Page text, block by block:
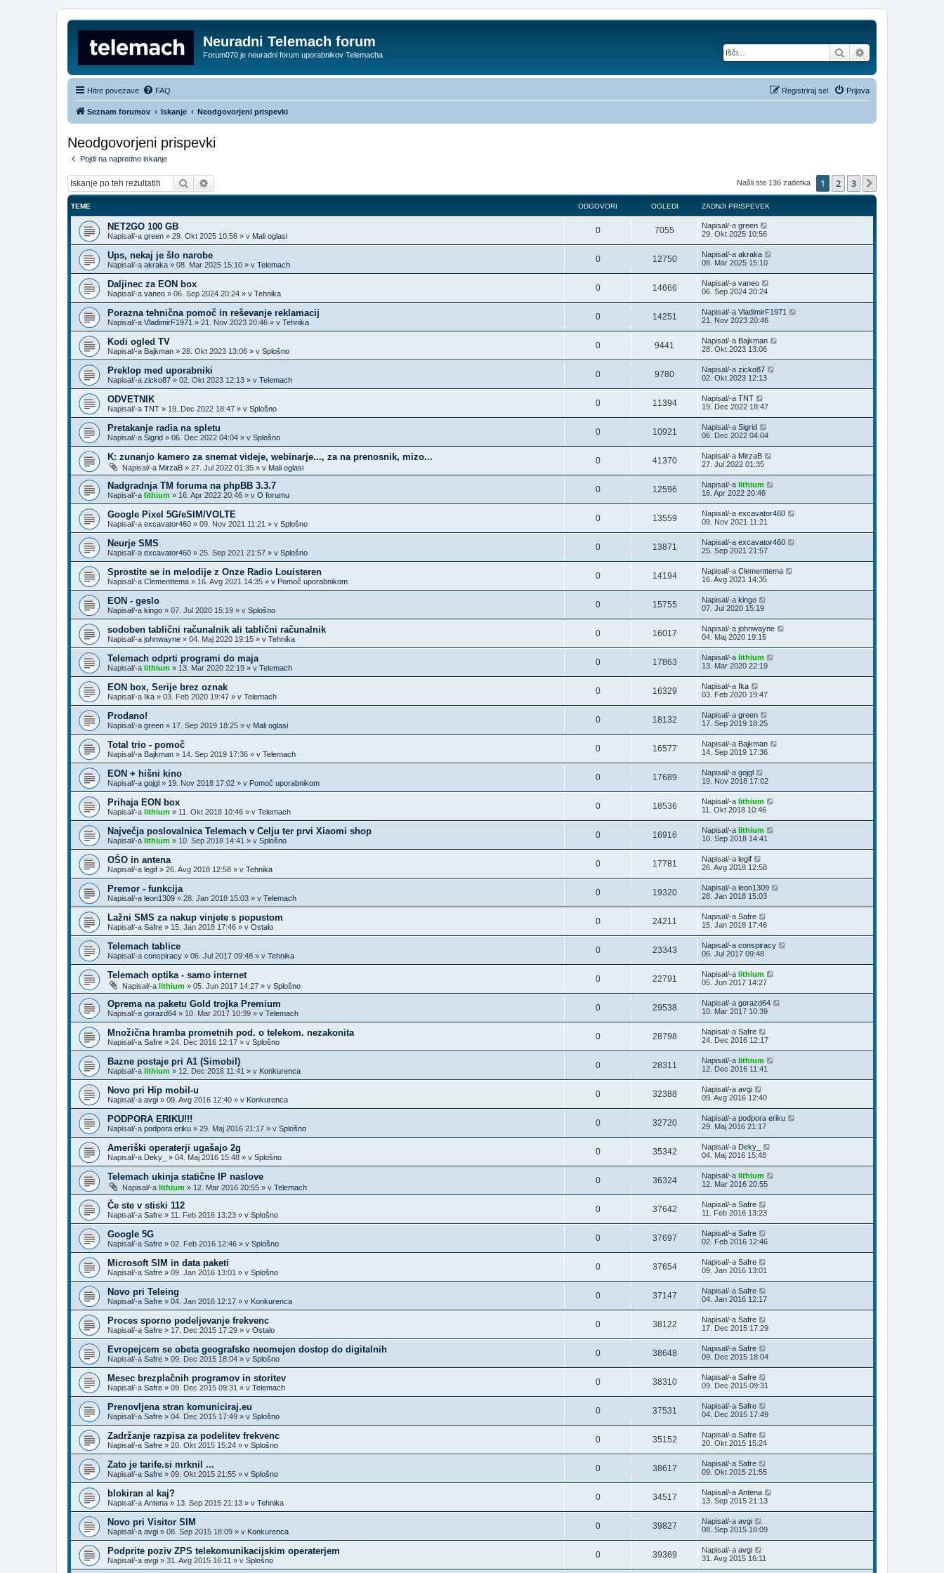
Neuradni Telemach forum
Forum070 je neuradni forum uporabnikov Telemacha Iskanje
Hitre povezave FAQ Prijava
Registriraj se!
Seznam forumov Iskanje Neodgovorjeni prispevki
Neodgovorjeni prispevki
Pojdi na napredno iskanje
Iskanje Našli ste 136 zadetka 1 2 3
TEME ODGOVORI OGLEDI ZADNJI PRISPEVEK
NET2GO 100 GB
Napisal/-a green » 29. Okt 2025 10:56 » v Mali oglasi
0 7055 Napisal/-a green
29. Okt 2025 10:56
Ups, nekaj je šlo narobe
Napisal/-a akraka » 08. Mar 2025 15:10 » v Telemach
0 12750 Napisal/-a akraka
08. Mar 2025 15:10
Daljinec za EON box
Napisal/-a vaneo » 06. Sep 2024 20:24 » v Tehnika
0 14666 Napisal/-a vaneo
06. Sep 2024 20:24
Porazna tehnična pomoč in reševanje reklamacij
Napisal/-a VladimirF1971 » 21. Nov 2023 20:46 » v Tehnika
0 14251 Napisal/-a VladimirF1971
21. Nov 2023 20:46
Kodi ogled TV
Napisal/-a Bajkman » 28. Okt 2023 13:06 » v Splošno
0 9441 Napisal/-a Bajkman
28. Okt 2023 13:06
Preklop med uporabniki
Napisal/-a zicko87 » 02. Okt 2023 12:13 » v Telemach
0 9780 Napisal/-a zicko87
02. Okt 2023 12:13
ODVETNIK
Napisal/-a TNT » 19. Dec 2022 18:47 » v Splošno
0 11394 Napisal/-a TNT
19. Dec 2022 18:47
Pretakanje radia na spletu
Napisal/-a Sigrid » 06. Dec 2022 04:04 » v Splošno
0 10921 Napisal/-a Sigrid
06. Dec 2022 04:04
K: zunanjo kamero za snemat videje, webinarje..., za na prenosnik, mizo...
Napisal/-a MirzaB » 27. Jul 2022 01:35 » v Mali oglasi
0 41370 Napisal/-a MirzaB
27. Jul 2022 01:35
Nadgradnja TM foruma na phpBB 3.3.7
Napisal/-a lithium » 16. Apr 2022 20:46 » v O forumu
0 12596 Napisal/-a lithium
16. Apr 2022 20:46
Google Pixel 5G/eSIM/VOLTE
Napisal/-a excavator460 » 09. Nov 2021 11:21 » v Splošno
0 13559 Napisal/-a excavator460
09. Nov 2021 11:21
Neurje SMS
Napisal/-a excavator460 » 25. Sep 2021 21:57 » v Splošno
0 13871 Napisal/-a excavator460
25. Sep 2021 21:57
Sprostite se in melodije z Onze Radio Louisteren
Napisal/-a Clementtema » 16. Avg 2021 14:35 » v Pomoč uporabnikom
0 14194 Napisal/-a Clementtema
16. Avg 2021 14:35
EON - geslo
Napisal/-a kingo » 07. Jul 2020 15:19 » v Splošno
0 15755 Napisal/-a kingo
07. Jul 2020 15:19
sodoben tablični računalnik ali tablični računalnik
Napisal/-a johnwayne » 04. Maj 2020 19:15 » v Tehnika
0 16017 Napisal/-a johnwayne
04. Maj 2020 19:15
Telemach odprti programi do maja
Napisal/-a lithium » 13. Mar 2020 22:19 » v Telemach
0 17863 Napisal/-a lithium
13. Mar 2020 22:19
EON box, Serije brez oznak
Napisal/-a Ika » 03. Feb 2020 19:47 » v Telemach
0 16329 Napisal/-a Ika
03. Feb 2020 19:47
Prodano!
Napisal/-a green » 17. Sep 2019 18:25 » v Mali oglasi
0 18132 Napisal/-a green
17. Sep 2019 18:25
Total trio - pomoč
Napisal/-a Bajkman » 14. Sep 2019 17:36 » v Telemach
0 16577 Napisal/-a Bajkman
14. Sep 2019 17:36
EON + hišni kino
Napisal/-a gojgl » 19. Nov 2018 17:02 » v Pomoč uporabnikom
0 17689 Napisal/-a gojgl
19. Nov 2018 17:02
Prihaja EON box
Napisal/-a lithium » 11. Okt 2018 10:46 » v Telemach
0 18536 Napisal/-a lithium
11. Okt 2018 10:46
Največja poslovalnica Telemach v Celju ter prvi Xiaomi shop
Napisal/-a lithium » 10. Sep 2018 14:41 » v Splošno
0 16916 Napisal/-a lithium
10. Sep 2018 14:41
OŠO in antena
Napisal/-a legif » 26. Avg 2018 12:58 » v Tehnika
0 17781 Napisal/-a legif
26. Avg 2018 12:58
Premor - funkcija
Napisal/-a leon1309 » 28. Jan 2018 15:03 » v Telemach
0 19320 Napisal/-a leon1309
28. Jan 2018 15:03
Lažni SMS za nakup vinjete s popustom
Napisal/-a Safre » 15. Jan 2018 17:46 » v Ostalo
0 24211 Napisal/-a Safre
15. Jan 2018 17:46
Telemach tablice
Napisal/-a conspiracy » 06. Jul 2017 09:48 » v Tehnika
0 23343 Napisal/-a conspiracy
06. Jul 2017 09:48
Telemach optika - samo internet
Napisal/-a lithium » 05. Jun 2017 14:27 » v Splošno
0 22791 Napisal/-a lithium
05. Jun 2017 14:27
Oprema na paketu Gold trojka Premium
Napisal/-a gorazd64 » 10. Mar 2017 10:39 » v Telemach
0 29538 Napisal/-a gorazd64
10. Mar 2017 10:39
Množična hramba prometnih pod. o telekom. nezakonita
Napisal/-a Safre » 24. Dec 2016 12:17 » v Splošno
0 28798 Napisal/-a Safre
24. Dec 2016 12:17
Bazne postaje pri A1 (Simobil)
Napisal/-a lithium » 12. Dec 2016 11:41 » v Konkurenca
0 28311 Napisal/-a lithium
12. Dec 2016 11:41
Novo pri Hip mobil-u
Napisal/-a avgi » 09. Avg 2016 12:40 » v Konkurenca
0 32388 Napisal/-a avgi
09. Avg 2016 12:40
PODPORA ERIKU!!!
Napisal/-a podpora eriku » 29. Maj 2016 21:17 » v Splošno
0 32720 Napisal/-a podpora eriku
29. Maj 2016 21:17
Ameriški operaterji ugašajo 2g
Napisal/-a Deky_ » 04. Maj 2016 15:48 » v Splošno
0 35342 Napisal/-a Deky_
04. Maj 2016 15:48
Telemach ukinja statične IP naslove
Napisal/-a lithium » 12. Mar 2016 20:55 » v Telemach
0 36324 Napisal/-a lithium
12. Mar 2016 20:55
Če ste v stiski 112
Napisal/-a Safre » 11. Feb 2016 13:23 » v Splošno
0 37642 Napisal/-a Safre
11. Feb 2016 13:23
Google 5G
Napisal/-a Safre » 02. Feb 2016 12:46 » v Splošno
0 37697 Napisal/-a Safre
02. Feb 2016 12:46
Microsoft SIM in data paketi
Napisal/-a Safre » 09. Jan 2016 13:01 » v Splošno
0 37654 Napisal/-a Safre
09. Jan 2016 13:01
Novo pri Teleing
Napisal/-a Safre » 04. Jan 2016 12:17 » v Konkurenca
0 37147 Napisal/-a Safre
04. Jan 2016 12:17
Proces sporno podeljevanje frekvenc
Napisal/-a Safre » 17. Dec 2015 17:29 » v Ostalo
0 38122 Napisal/-a Safre
17. Dec 2015 17:29
Evropejcem se obeta geografsko neomejen dostop do digitalnih
Napisal/-a Safre » 09. Dec 2015 18:04 » v Splošno
0 38648 Napisal/-a Safre
09. Dec 2015 18:04
Mesec brezplačnih programov in storitev
Napisal/-a Safre » 09. Dec 2015 09:31 » v Telemach
0 38310 Napisal/-a Safre
09. Dec 2015 09:31
Prenovljena stran komuniciraj.eu
Napisal/-a Safre » 04. Dec 2015 17:49 » v Splošno
0 37531 Napisal/-a Safre
04. Dec 2015 17:49
Zadržanje razpisa za podelitev frekvenc
Napisal/-a Safre » 20. Okt 2015 15:24 » v Splošno
0 35152 Napisal/-a Safre
20. Okt 2015 15:24
Zato je tarife.si mrknil ...
Napisal/-a Safre » 09. Okt 2015 21:55 » v Splošno
0 38617 Napisal/-a Safre
09. Okt 2015 21:55
blokiran al kaj?
Napisal/-a Antena » 13. Sep 2015 21:13 » v Tehnika
0 34517 Napisal/-a Antena
13. Sep 2015 21:13
Novo pri Visitor SIM
Napisal/-a avgi » 08. Sep 2015 18:09 » v Konkurenca
0 39827 Napisal/-a avgi
08. Sep 2015 18:09
Podprite poziv ZPS telekomunikacijskim operaterjem
Napisal/-a avgi » 31. Avg 2015 16:11 » v Splošno
0 39369 Napisal/-a avgi
31. Avg 2015 16:11